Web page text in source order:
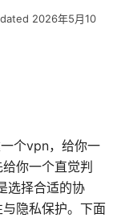
2026年5月10
个vpn，给你一
你一个直觉判
选择合适的协
隐私保护。下面